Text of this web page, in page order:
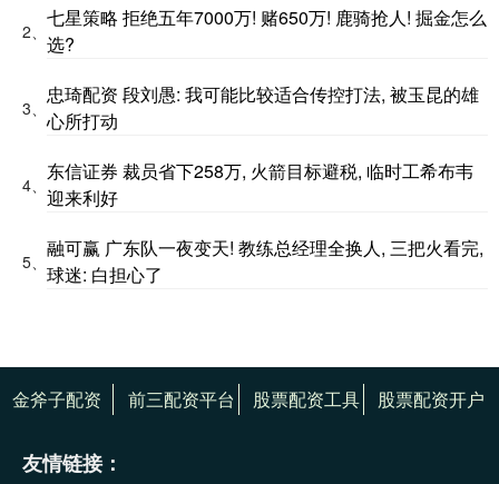
2、
七星策略 拒绝五年7000万! 赌650万! 鹿骑抢人! 掘金怎么
选?
3、
忠琦配资 段刘愚: 我可能比较适合传控打法, 被玉昆的雄
心所打动
4、
东信证券 裁员省下258万, 火箭目标避税, 临时工希布韦
迎来利好
5、
融可赢 广东队一夜变天! 教练总经理全换人, 三把火看完,
球迷: 白担心了
金斧子配资 前三配资平台 股票配资工具 股票配资开户
友情链接：